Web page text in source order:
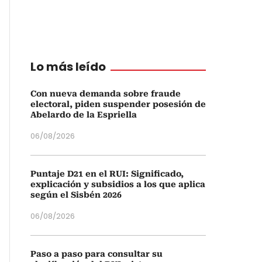
Lo más leído
Con nueva demanda sobre fraude
electoral, piden suspender posesión de
Abelardo de la Espriella
06/08/2026
Puntaje D21 en el RUI: Significado,
explicación y subsidios a los que aplica
según el Sisbén 2026
06/08/2026
Paso a paso para consultar su